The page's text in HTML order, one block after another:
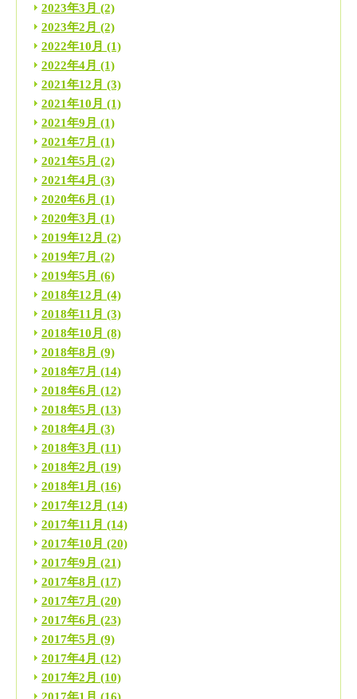
2023年3月 (2)
2023年2月 (2)
2022年10月 (1)
2022年4月 (1)
2021年12月 (3)
2021年10月 (1)
2021年9月 (1)
2021年7月 (1)
2021年5月 (2)
2021年4月 (3)
2020年6月 (1)
2020年3月 (1)
2019年12月 (2)
2019年7月 (2)
2019年5月 (6)
2018年12月 (4)
2018年11月 (3)
2018年10月 (8)
2018年8月 (9)
2018年7月 (14)
2018年6月 (12)
2018年5月 (13)
2018年4月 (3)
2018年3月 (11)
2018年2月 (19)
2018年1月 (16)
2017年12月 (14)
2017年11月 (14)
2017年10月 (20)
2017年9月 (21)
2017年8月 (17)
2017年7月 (20)
2017年6月 (23)
2017年5月 (9)
2017年4月 (12)
2017年2月 (10)
2017年1月 (16)